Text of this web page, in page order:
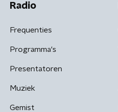
Radio
Frequenties
Programma's
Presentatoren
Muziek
Gemist